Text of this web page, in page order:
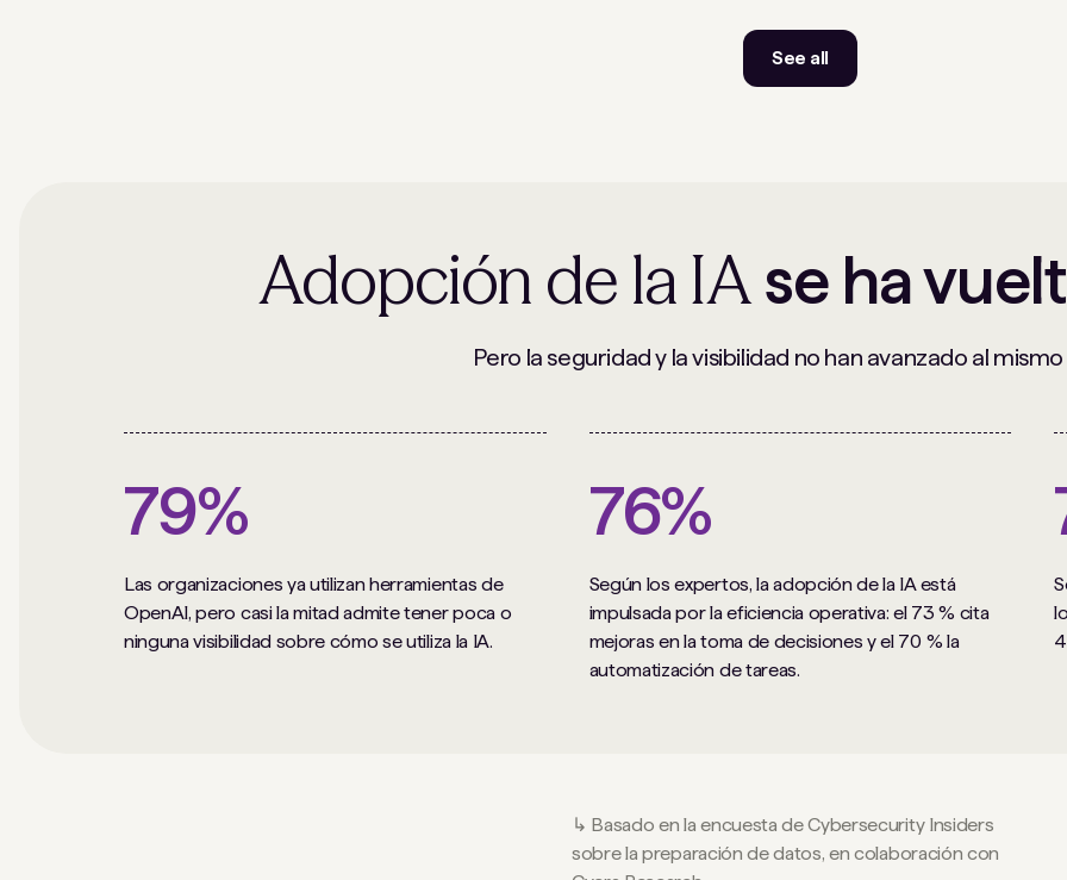
See all
Adopción de la IAse ha
Pero la seguridad y la visibilidad no han avanzado al
79%
Las organizaciones ya utilizan herramientas de
OpenAI, pero casi la mitad admite tener poca o
ninguna visibilidad sobre cómo se utiliza la IA.
76%
Según los expertos, la adopción de la IA está
impulsada por la eficiencia operativa: el 73 % cita
mejoras en la toma de decisiones y el 70 % la
automatización de tareas.
↳ Basado en la encuesta de Cybersecurity Insiders
sobre la preparación de datos, en colaboración con